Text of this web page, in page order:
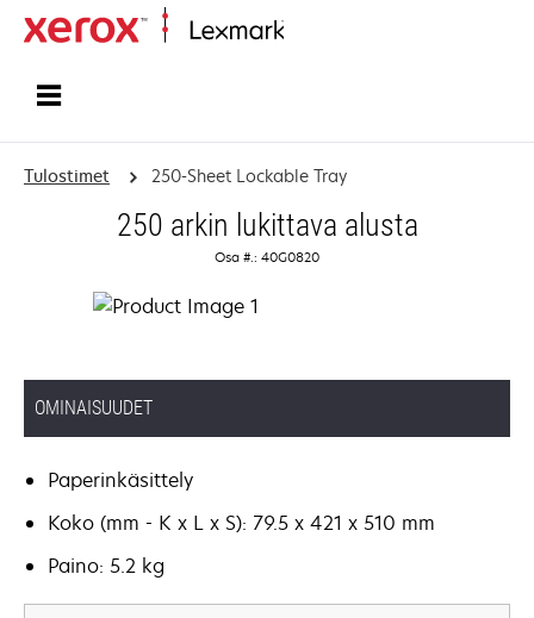
Tulostimet 250-Sheet Lockable Tray
250 arkin lukittava alusta
Osa #.: 40G0820
OMINAISUUDET
Paperinkäsittely
Koko (mm - K x L x S): 79.5 x 421 x 510 mm
Paino: 5.2 kg